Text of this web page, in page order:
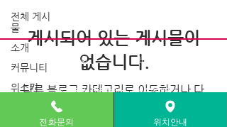
전체 게시
물
소개
커뮤니티
위스키
게시되어 있는 게시물이
없습니다.
다른 블로그 카테고리로 이동하거나 다
음에 다시 확인해주세요.
최고급 정통룸, 힐링초이
스, 핫플레이스
최신 가라오케 시설 완비,
강남클래식 미러초이스 공식홈페이지
Copyright(c) Karaokel De'amang.
전화문의 위치안내